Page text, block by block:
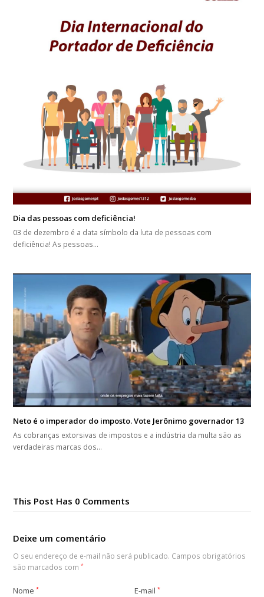
Dia das pessoas com deficiência!
03 de dezembro é a data símbolo da luta de pessoas com
deficiência! As pessoas…
Neto é o imperador do imposto. Vote Jerônimo governador 13
As cobranças extorsivas de impostos e a indústria da multa são as
verdadeiras marcas dos…
This Post Has 0 Comments
Deixe um comentário
O seu endereço de e-mail não será publicado. Campos obrigatórios
são marcados com*
Nome* E-mail*